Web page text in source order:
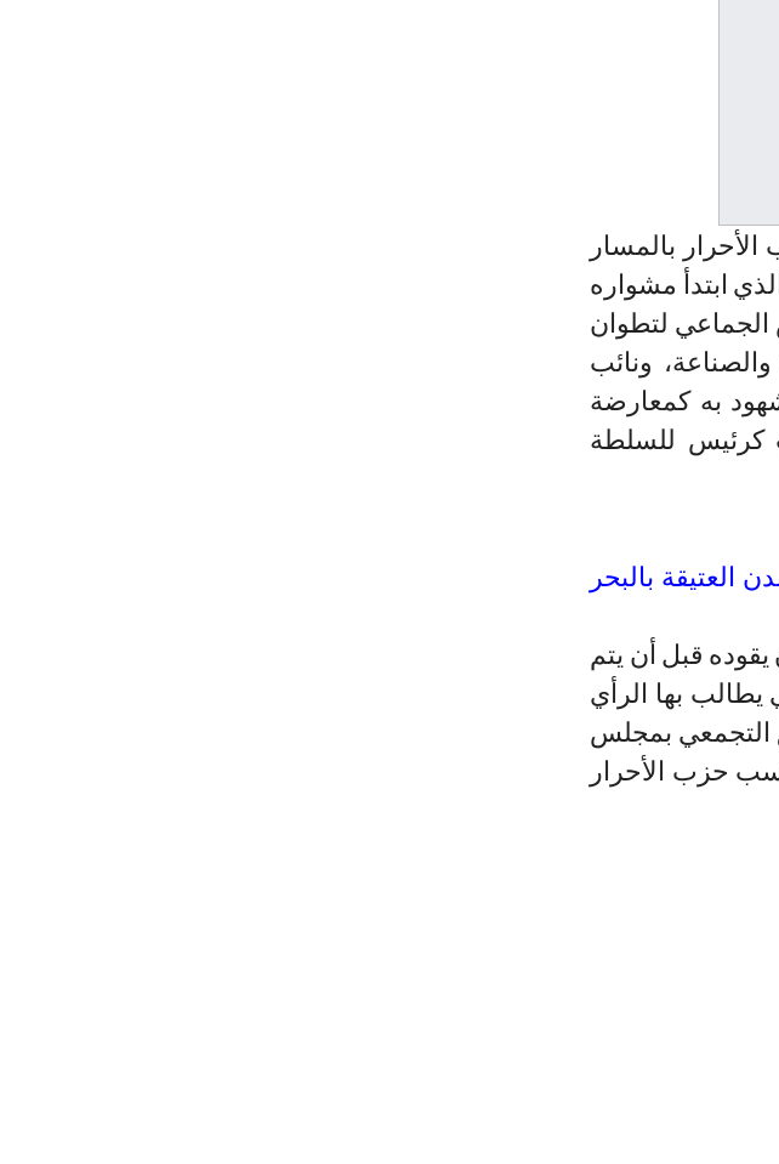
بالمسار
ابتدأ مشواره
لتطوان
ونائب
به كمعارضة
كرئيس للسلطة
العتيقة بالبحر
يقوده قبل أن يتم
يطالب بها الرأي
التجمعي بمجلس
حزب الأحرار